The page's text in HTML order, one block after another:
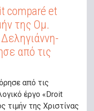
comparé et
της Ομ.
από τις
από τις
έργο «Droit
τιμήν της Χριστίνας